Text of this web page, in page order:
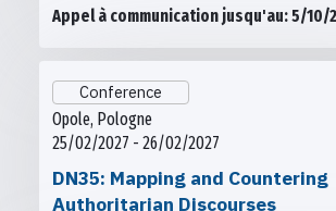
Appel à communication jusqu'au: 5/10/
Conference
Opole, Pologne
25/02/2027 - 26/02/2027
DN35: Mapping and Countering
Authoritarian Discourses